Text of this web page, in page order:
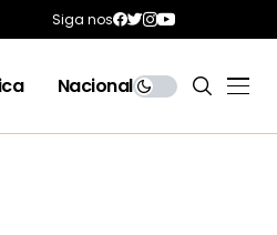
Siga nos
Nacional